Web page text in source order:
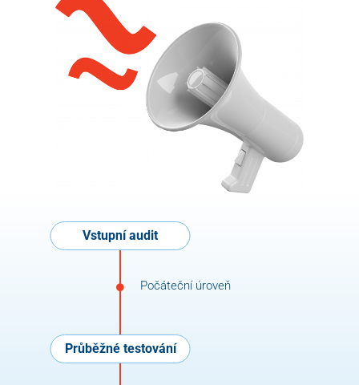
Vstupní audit
Počáteční úroveň
Průběžné testování